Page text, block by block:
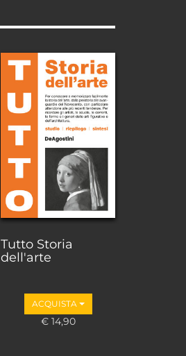
Tutto Storia
dell'arte
ACQUISTA
€ 14,90